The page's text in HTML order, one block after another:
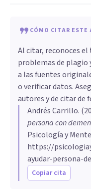
CÓMO CITAR ESTE
Al citar, reconoces
problemas de plagio
a las fuentes
o verificar datos.
autores y de citar de
Andrés Carrillo. (
persona con
Psicología y
https://
ayudar-persona-
Copiar cita